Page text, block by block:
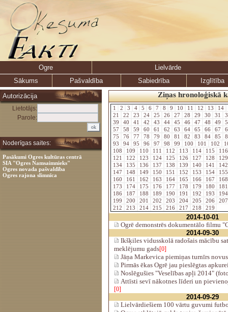
Ogre
Lielvārde
Sākums
Pašvaldība Sabiedrība
Izglītība
Autorizācija
Lietotājs:
Parole:
Noderīgas saites:
Pasākumi Ogres kultūras centrā
SIA "Ogres Namsaimnieks"
Ogres novada pašvaldība
Ogres rajona slimnīca
Ziņas hronoloģiskā
1 2 3 4 5 6 7 8 9 10 11 12 13 14
21
22 23 24 25 26 27 28 29 30 31
39
40 41 42 43 44 45 46 47 48 49
57
58 59 60 61 62 63 64 65 66 67
75
76 77 78 79 80 81 82 83 84 85
93
94 95 96 97 98 99 100 101 102
108
109 110 111 112 113 114 115
121
122 123 124 125 126 127 128
134
135 136 137 138 139 140 141
147
148 149 150 151 152 153 154
160
161 162 163 164 165 166 167
173
174 175 176 177 178 179 180
186
187 188 189 190 191 192 193
199
200 201 202 203 204 205 206
212
213 214 215 216 217 218 219
2014-10-01
Ogrē demonstrēs dokumentālo filmu
2014-09-30
Ikšķiles vidusskolā radošais mācību
meklējumu gads[0]
Jāņa Markevica piemiņas turnīrs
Pirmās ēkas Ogrē jau pieslēgtas
Noslēgušies "Veselības apļi 2014"
Attīsti sevī nākotnes līderi un
[0]
2014-09-29
Lielvārdiešiem 100 vārtu guvumi